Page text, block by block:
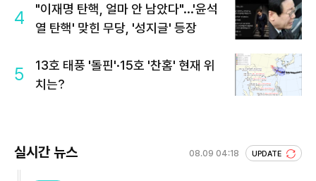
4
"이재명 탄핵, 얼마 안 남았다"...'윤석
열 탄핵' 맞힌 무당, '성지글' 등장
5
13호 태풍 '돌핀'·15호 '찬홈' 현재 위
치는?
실시간 뉴스 08.09 04:18 UPDATE